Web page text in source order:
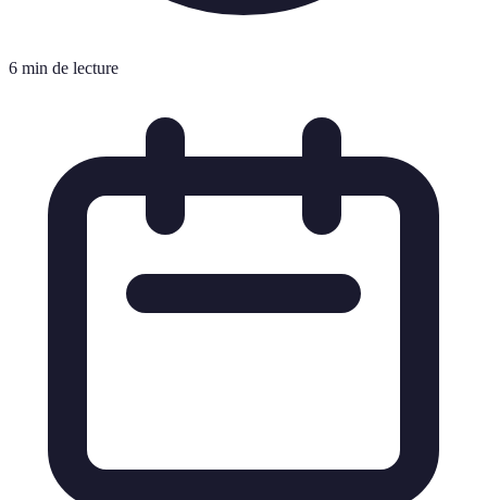
6 min de lecture